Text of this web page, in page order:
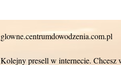
glowne.centrumdowodzenia.com.pl
Kolejny presell w internecie.